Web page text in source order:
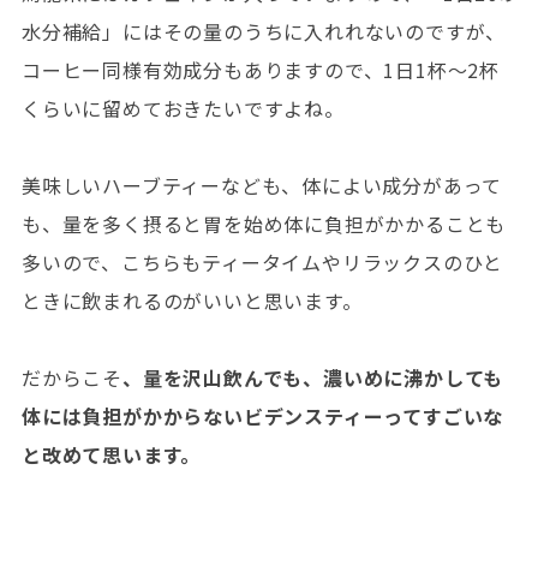
水分補給」にはその量のうちに入れれないのですが、
コーヒー同様有効成分もありますので、1日1杯～2杯
くらいに留めておきたいですよね。
美味しいハーブティーなども、体によい成分があって
も、量を多く摂ると胃を始め体に負担がかかることも
多いので、こちらもティータイムやリラックスのひと
ときに飲まれるのがいいと思います。
だからこそ、量を沢山飲んでも、濃いめに沸かしても
体には負担がかからないビデンスティーってすごいな
と改めて思います。